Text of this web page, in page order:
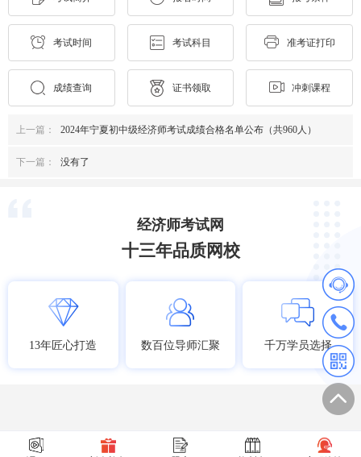
考试时间 考试科目 准考证打印
成绩查询 证书领取 冲刺课程
上一篇： 2024年宁夏初中级经济师考试成绩合格名单公布（共960人）
下一篇： 没有了
经济师考试网
十三年品质网校
13年匠心打造 数百位导师汇聚 千万学员选择